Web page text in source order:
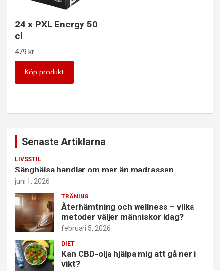
24 x PXL Energy 50
cl
479 kr
Köp produkt
Senaste Artiklarna
LIVSSTIL
Sänghälsa handlar om mer än madrassen
juni 1, 2026
TRÄNING
Återhämtning och wellness – vilka
metoder väljer människor idag?
februari 5, 2026
DIET
Kan CBD-olja hjälpa mig att gå ner i
vikt?